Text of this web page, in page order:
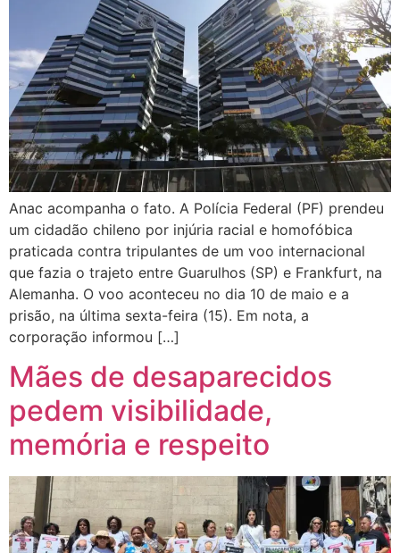
Anac acompanha o fato. A Polícia Federal (PF) prendeu
um cidadão chileno por injúria racial e homofóbica
praticada contra tripulantes de um voo internacional
que fazia o trajeto entre Guarulhos (SP) e Frankfurt, na
Alemanha. O voo aconteceu no dia 10 de maio e a
prisão, na última sexta-feira (15). Em nota, a
corporação informou […]
Mães de desaparecidos
pedem visibilidade,
memória e respeito